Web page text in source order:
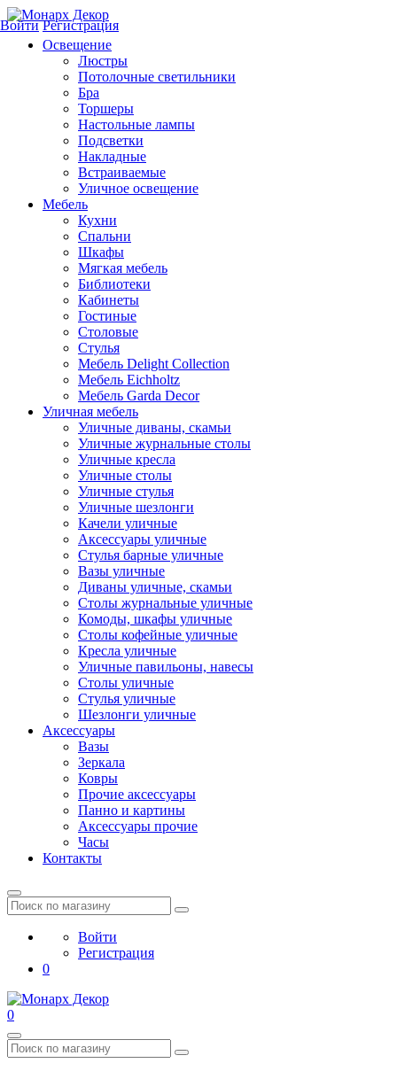
Освещение
Люстры
Потолочные светильники
Бра
Торшеры
Настольные лампы
Подсветки
Накладные
Встраиваемые
Уличное освещение
Мебель
Кухни
Спальни
Шкафы
Мягкая мебель
Библиотеки
Кабинеты
Гостиные
Столовые
Стулья
Мебель Delight Collection
Мебель Eichholtz
Мебель Garda Decor
Уличная мебель
Уличные диваны, скамьи
Уличные журнальные столы
Уличные кресла
Уличные столы
Уличные стулья
Уличные шезлонги
Качели уличные
Аксессуары уличные
Стулья барные уличные
Вазы уличные
Диваны уличные, скамьи
Столы журнальные уличные
Комоды, шкафы уличные
Столы кофейные уличные
Кресла уличные
Уличные павильоны, навесы
Столы уличные
Стулья уличные
Шезлонги уличные
Аксессуары
Вазы
Зеркала
Ковры
Прочие аксессуары
Панно и картины
Аксессуары прочие
Часы
Контакты
Войти
Регистрация
0
0
Войти Регистрация